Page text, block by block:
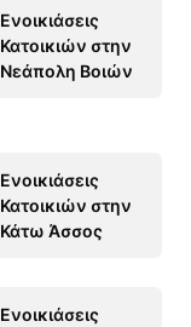
Ενοικιάσεις
Κατοικιών στην
Νεάπολη Βοιών
Ενοικιάσεις
Κατοικιών στην
Κάτω Άσσος
Ενοικιάσεις